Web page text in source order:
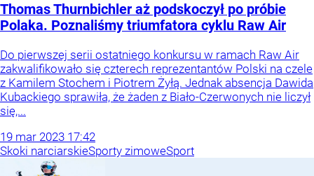
Thomas Thurnbichler aż podskoczył po próbie
Polaka. Poznaliśmy triumfatora cyklu Raw Air
Do pierwszej serii ostatniego konkursu w ramach Raw Air
zakwalifikowało się czterech reprezentantów Polski na czele
z Kamilem Stochem i Piotrem Żyłą. Jednak absencja Dawida
Kubackiego sprawiła, że żaden z Biało-Czerwonych nie liczył
się,...
19 mar 2023 17:42
Skoki narciarskieSporty zimoweSport